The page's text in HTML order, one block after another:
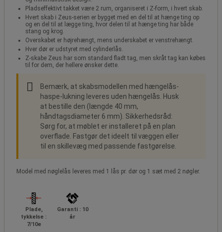
Pladseffektivt takket være 2 rum, organiseret i Z-form, i hvert skab.
Hvert skab i Zeus-serien er bygget med en del til at hænge ting op
og en del til at lægge ting, hvor delen til at hænge ting har både
stang og krog.
Overskabet er højrehængt, mens underskabet er venstrehængt.
Hver dør er udstyret med cylinderlås.
Z-skabe Zeus har som standard fladt tag, men skråt tag kan købes
til for dem, der hellere ønsker dette.
Bemærk, at skabsmodellen med hængelås-
haspe-lukning leveres uden hængelås. Husk
at bestille den (længde 40 mm,
håndtagsdiameter 6 mm). Sikkerhedsråd:
Sørg for, at møblet er installeret på en plan
overflade. Fastgør det ideelt til væggen eller
til en skillevæg med passende fastgørelse.
Model med nøglelås leveres med 1 lås pr. dør og 1 sæt med 2 nøgler.
Plade,
tykkelse :
7/10e
Garanti : 10
år